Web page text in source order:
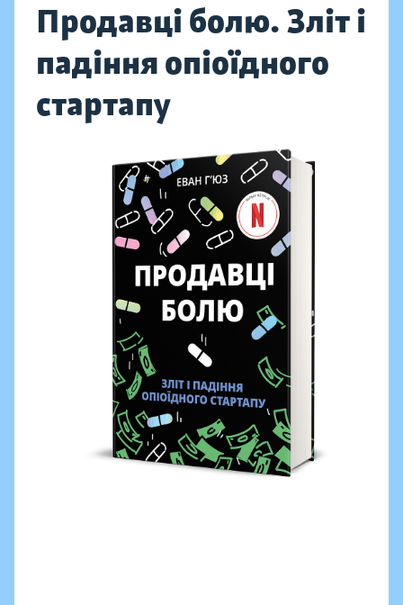
Продавці болю. Зліт і
падіння опіоїдного
стартапу